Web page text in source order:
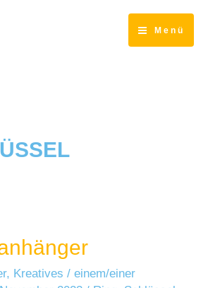
Menü
, Kreatives /einem/einer